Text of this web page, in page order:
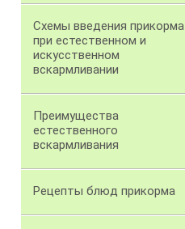
Схемы введения прикорма
при естественном и
искусственном
вскармливании
Преимущества
естественного
вскармливания
Рецепты блюд прикорма